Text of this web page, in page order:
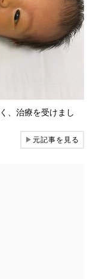
、治療を受けまし
▶元記事を見る